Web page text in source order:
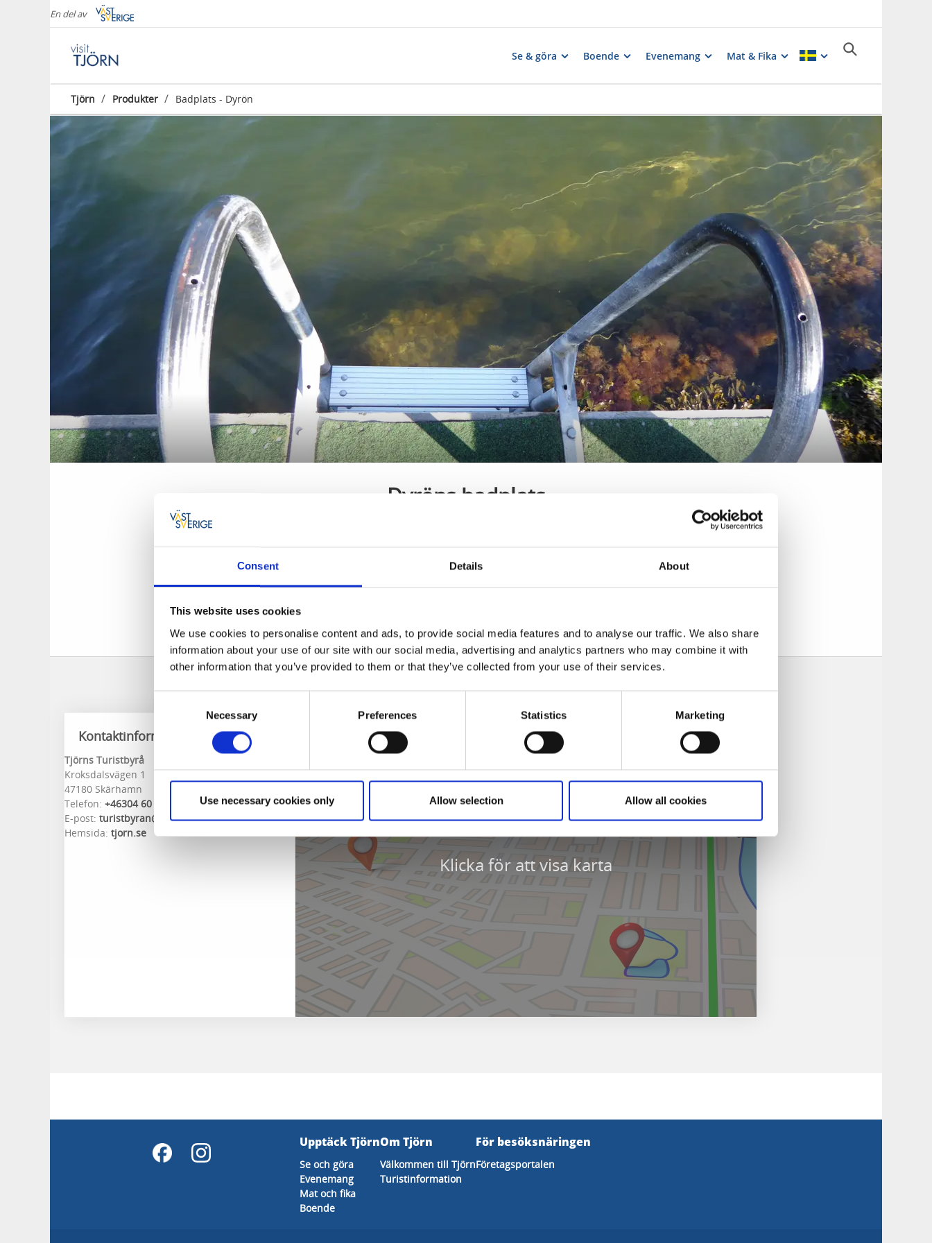
Consent Details About
This website uses cookies
We use cookies to personalise content and ads, to provide social media features and to analyse our traffic. We also share
information about your use of our site with our social media, advertising and analytics partners who may combine it with
other information that you’ve provided to them or that they’ve collected from your use of their services.
Necessary Preferences Statistics Marketing
Use necessary cookies only Allow selection Allow all cookies
En del av
Se & göra Boende Evenemang Mat & Fika
Tjörn / Produkter / Badplats - Dyrön
Dyröns badplats
Badplats på Dyrön
mindre gräsytor samt ett stort bryggdäck. En trappa för rörelsehindrade finns på
badplatsen. Toalett finns vid båthamnen.
Kontaktinformation
Tjörns Turistbyrå
Kroksdalsvägen 1
47180 Skärhamn
Telefon: +46304 60 10 16
E-post: turistbyran@tjorn.se
Hemsida: tjorn.se
Klicka för att visa karta
Upptäck Tjörn
Se och göra
Evenemang
Mat och fika
Boende
Om Tjörn
Välkommen till Tjörn
Turistinformation
För besöksnäringen
Företagsportalen